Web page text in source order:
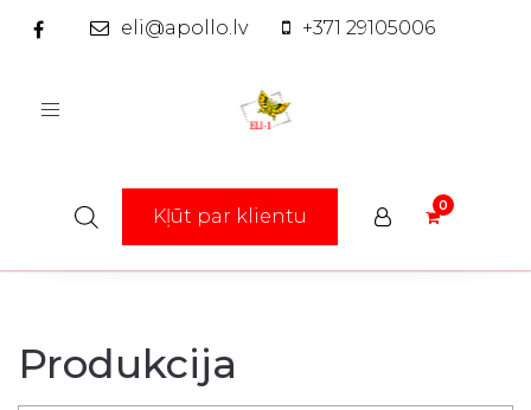
eli@apollo.lv +371 29105006
Toggle
Kļūt par klientu
Produkcija